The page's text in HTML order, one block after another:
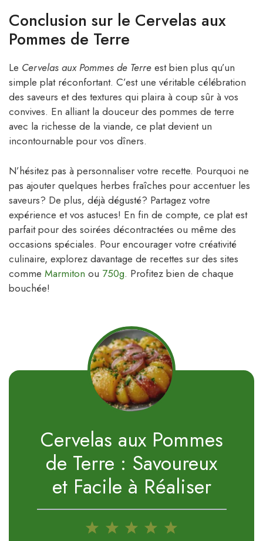
Conclusion sur le Cervelas aux
Pommes de Terre
Le Cervelas aux Pommes de Terre est bien plus qu’un
simple plat réconfortant. C’est une véritable célébration
des saveurs et des textures qui plaira à coup sûr à vos
convives. En alliant la douceur des pommes de terre
avec la richesse de la viande, ce plat devient un
incontournable pour vos dîners.
N’hésitez pas à personnaliser votre recette. Pourquoi ne
pas ajouter quelques herbes fraîches pour accentuer les
saveurs? De plus, déjà dégusté? Partagez votre
expérience et vos astuces! En fin de compte, ce plat est
parfait pour des soirées décontractées ou même des
occasions spéciales. Pour encourager votre créativité
culinaire, explorez davantage de recettes sur des sites
comme Marmiton ou 750g. Profitez bien de chaque
bouchée!
Cervelas aux Pommes
de Terre : Savoureux
et Facile à Réaliser
5
4
3
2
1